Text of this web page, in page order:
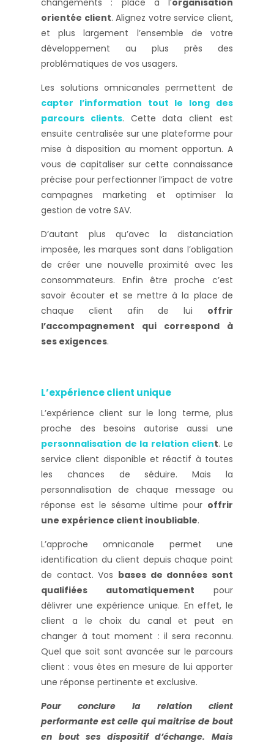
changements : place à l’organisation
orientée client. Alignez votre service client,
et plus largement l’ensemble de votre
développement au plus près des
problématiques de vos usagers.
Les solutions omnicanales permettent de
capter l’information tout le long des
parcours clients. Cette data client est
ensuite centralisée sur une plateforme pour
mise à disposition au moment opportun. A
vous de capitaliser sur cette connaissance
précise pour perfectionner l’impact de votre
campagnes marketing et optimiser la
gestion de votre SAV.
D’autant plus qu’avec la distanciation
imposée, les marques sont dans l’obligation
de créer une nouvelle proximité avec les
consommateurs. Enfin être proche c’est
savoir écouter et se mettre à la place de
chaque client afin de lui offrir
l’accompagnement qui correspond à
ses exigences.
L’expérience client unique
L’expérience client sur le long terme, plus
proche des besoins autorise aussi une
personnalisation de la relation client. Le
service client disponible et réactif à toutes
les chances de séduire. Mais la
personnalisation de chaque message ou
réponse est le sésame ultime pour offrir
une expérience client inoubliable.
L’approche omnicanale permet une
identification du client depuis chaque point
de contact. Vos bases de données sont
qualifiées automatiquement pour
délivrer une expérience unique. En effet, le
client a le choix du canal et peut en
changer à tout moment : il sera reconnu.
Quel que soit sont avancée sur le parcours
client : vous êtes en mesure de lui apporter
une réponse pertinente et exclusive.
Pour conclure la relation client
performante est celle qui maitrise de bout
en bout ses dispositif d’échange. Mais